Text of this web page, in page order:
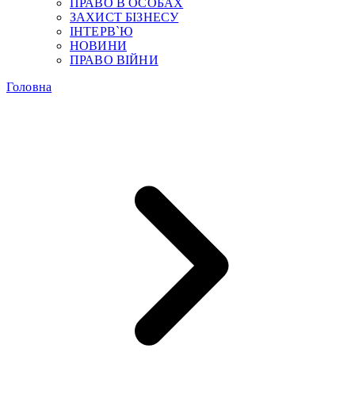
ПРАВО В ОСОБАХ
ЗАХИСТ БІЗНЕСУ
ІНТЕРВ`Ю
НОВИНИ
ПРАВО ВІЙНИ
Головна